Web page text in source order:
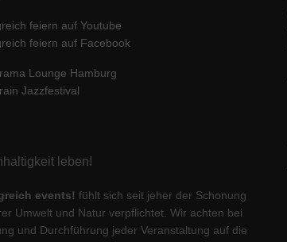
feiern auf Youtube
feiern auf Facebook
Lounge Hamburg
Jazzfestival
leben!
events! fühlt sich seit jeher der Schonung
Umwelt und Natur verpflichtet. Wir achten bei
und Durchführung jeder Veranstaltung auf die